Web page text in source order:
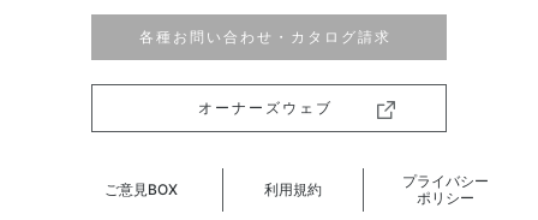
各種お問い合わせ・カタログ請求
オーナーズウェブ
ご意見BOX 利用規約
プライバシー
ポリシー